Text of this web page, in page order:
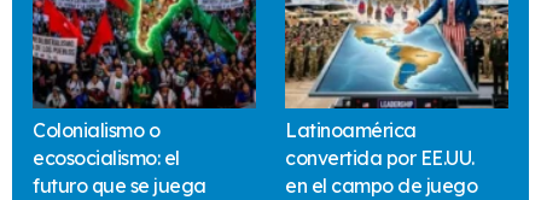
Colonialismo o
ecosocialismo: el
futuro que se juega
Latinoamérica
convertida por EE.UU.
en el campo de juego